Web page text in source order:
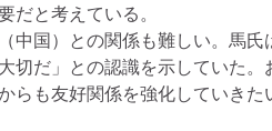
だと考えている。
国）との関係も難しい。馬氏
切だ」との認識を示していた。
らも友好関係を強化していきた